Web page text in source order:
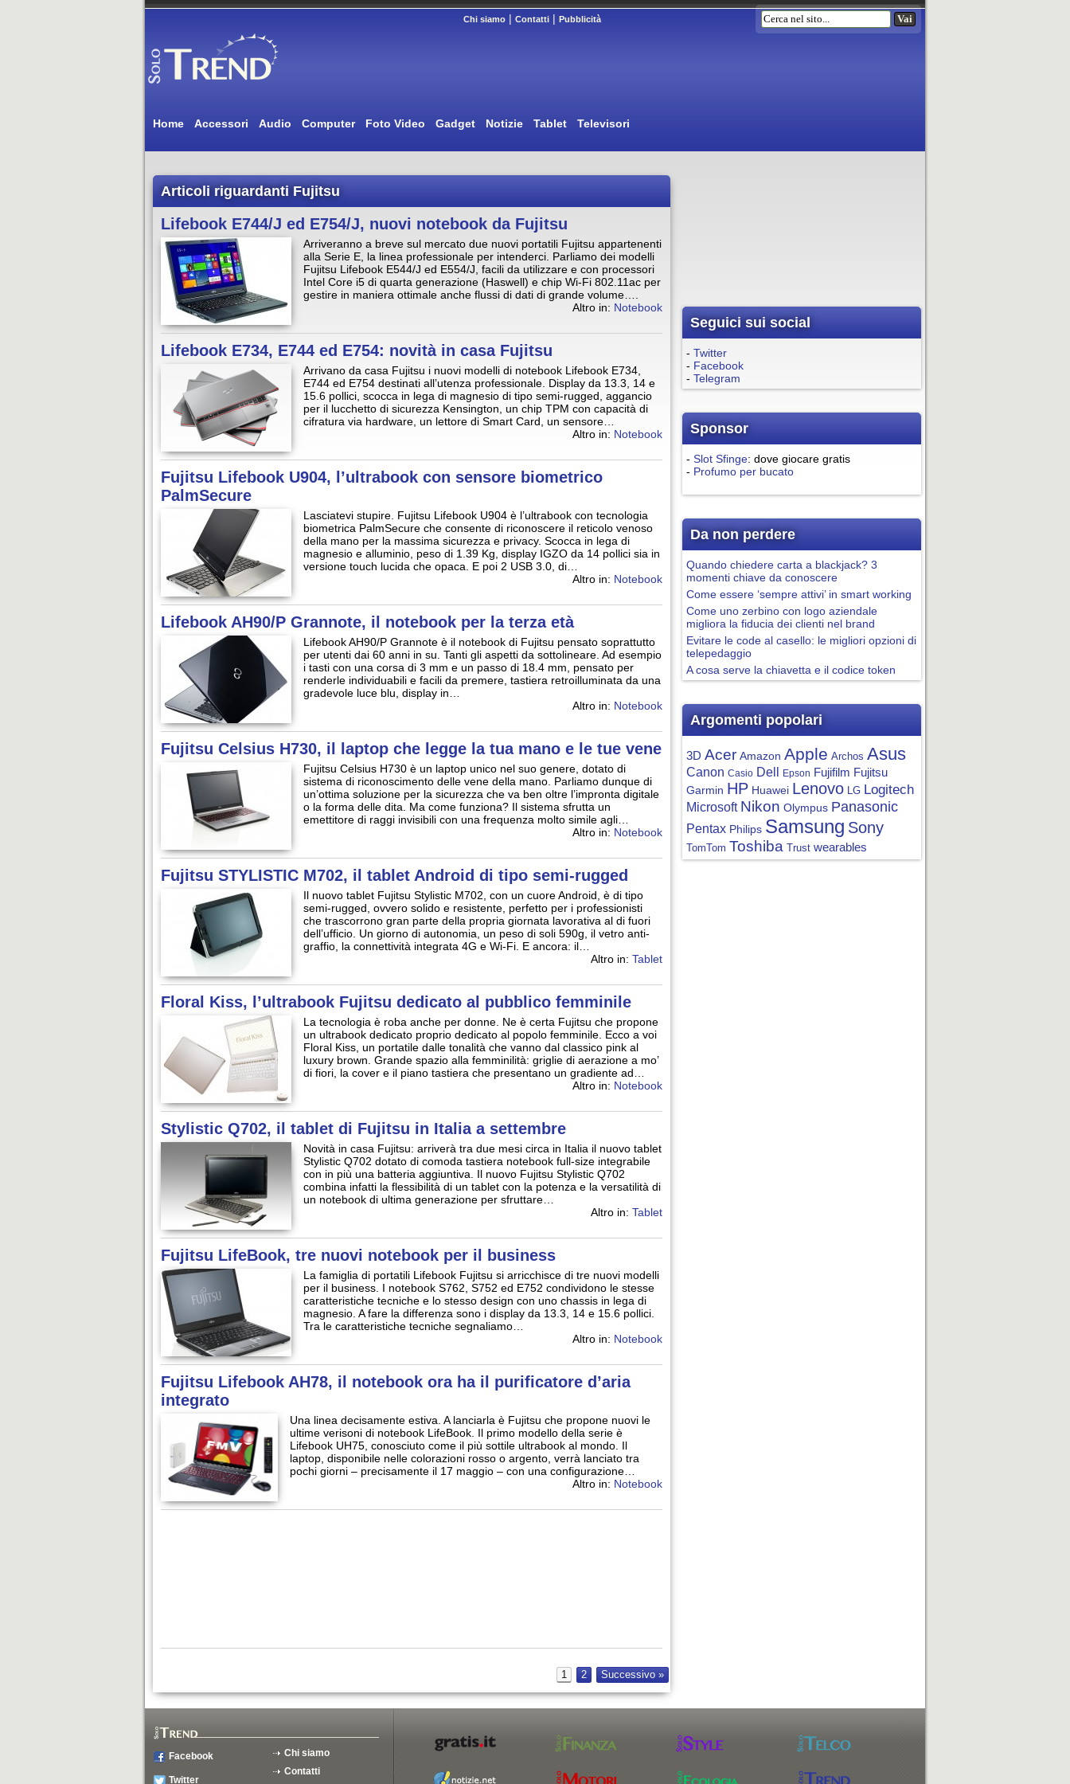
Chi siamo | Contatti | Pubblicità
Home Accessori Audio Computer Foto Video Gadget Notizie Tablet Televisori
Articoli riguardanti Fujitsu
Lifebook E744/J ed E754/J, nuovi notebook da Fujitsu
Arriveranno a breve sul mercato due nuovi portatili Fujitsu appartenenti
alla Serie E, la linea professionale per intenderci. Parliamo dei modelli
Fujitsu Lifebook E544/J ed E554/J, facili da utilizzare e con processori
Intel Core i5 di quarta generazione (Haswell) e chip Wi-Fi 802.11ac per
gestire in maniera ottimale anche flussi di dati di grande volume….
Altro in: Notebook
Lifebook E734, E744 ed E754: novità in casa Fujitsu
Arrivano da casa Fujitsu i nuovi modelli di notebook Lifebook E734,
E744 ed E754 destinati all’utenza professionale. Display da 13.3, 14 e
15.6 pollici, scocca in lega di magnesio di tipo semi-rugged, aggancio
per il lucchetto di sicurezza Kensington, un chip TPM con capacità di
cifratura via hardware, un lettore di Smart Card, un sensore…
Altro in: Notebook
Fujitsu Lifebook U904, l’ultrabook con sensore biometrico
PalmSecure
Lasciatevi stupire. Fujitsu Lifebook U904 è l’ultrabook con tecnologia
biometrica PalmSecure che consente di riconoscere il reticolo venoso
della mano per la massima sicurezza e privacy. Scocca in lega di
magnesio e alluminio, peso di 1.39 Kg, display IGZO da 14 pollici sia in
versione touch lucida che opaca. E poi 2 USB 3.0, di…
Altro in: Notebook
Lifebook AH90/P Grannote, il notebook per la terza età
Lifebook AH90/P Grannote è il notebook di Fujitsu pensato soprattutto
per utenti dai 60 anni in su. Tanti gli aspetti da sottolineare. Ad esempio
i tasti con una corsa di 3 mm e un passo di 18.4 mm, pensato per
renderle individuabili e facili da premere, tastiera retroilluminata da una
gradevole luce blu, display in…
Altro in: Notebook
Fujitsu Celsius H730, il laptop che legge la tua mano e le tue vene
Fujitsu Celsius H730 è un laptop unico nel suo genere, dotato di
sistema di riconoscimento delle vene della mano. Parliamo dunque di
un’ottima soluzione per la sicurezza che va ben oltre l’impronta digitale
o la forma delle dita. Ma come funziona? Il sistema sfrutta un
emettitore di raggi invisibili con una frequenza molto simile agli…
Altro in: Notebook
Fujitsu STYLISTIC M702, il tablet Android di tipo semi-rugged
Il nuovo tablet Fujitsu Stylistic M702, con un cuore Android, è di tipo
semi-rugged, ovvero solido e resistente, perfetto per i professionisti
che trascorrono gran parte della propria giornata lavorativa al di fuori
dell’ufficio. Un giorno di autonomia, un peso di soli 590g, il vetro anti-
graffio, la connettività integrata 4G e Wi-Fi. E ancora: il…
Altro in: Tablet
Floral Kiss, l’ultrabook Fujitsu dedicato al pubblico femminile
La tecnologia è roba anche per donne. Ne è certa Fujitsu che propone
un ultrabook dedicato proprio dedicato al popolo femminile. Ecco a voi
Floral Kiss, un portatile dalle tonalità che vanno dal classico pink al
luxury brown. Grande spazio alla femminilità: griglie di aerazione a mo’
di fiori, la cover e il piano tastiera che presentano un gradiente ad…
Altro in: Notebook
Stylistic Q702, il tablet di Fujitsu in Italia a settembre
Novità in casa Fujitsu: arriverà tra due mesi circa in Italia il nuovo tablet
Stylistic Q702 dotato di comoda tastiera notebook full-size integrabile
con in più una batteria aggiuntiva. Il nuovo Fujitsu Stylistic Q702
combina infatti la flessibilità di un tablet con la potenza e la versatilità di
un notebook di ultima generazione per sfruttare…
Altro in: Tablet
Fujitsu LifeBook, tre nuovi notebook per il business
La famiglia di portatili Lifebook Fujitsu si arricchisce di tre nuovi modelli
per il business. I notebook S762, S752 ed E752 condividono le stesse
caratteristiche tecniche e lo stesso design con uno chassis in lega di
magnesio. A fare la differenza sono i display da 13.3, 14 e 15.6 pollici.
Tra le caratteristiche tecniche segnaliamo…
Altro in: Notebook
Fujitsu Lifebook AH78, il notebook ora ha il purificatore d’aria
integrato
Una linea decisamente estiva. A lanciarla è Fujitsu che propone nuovi le
ultime verisoni di notebook LifeBook. Il primo modello della serie è
Lifebook UH75, conosciuto come il più sottile ultrabook al mondo. Il
laptop, disponibile nelle colorazioni rosso o argento, verrà lanciato tra
pochi giorni – precisamente il 17 maggio – con una configurazione…
Altro in: Notebook
1 2 Successivo »
Seguici sui social
- Twitter
- Facebook
- Telegram
Sponsor
- Slot Sfinge: dove giocare gratis
- Profumo per bucato
Da non perdere
Quando chiedere carta a blackjack? 3
momenti chiave da conoscere
Come essere ‘sempre attivi’ in smart working
Come uno zerbino con logo aziendale
migliora la fiducia dei clienti nel brand
Evitare le code al casello: le migliori opzioni di
telepedaggio
A cosa serve la chiavetta e il codice token
Argomenti popolari
3D Acer Amazon Apple Archos Asus
Canon Casio Dell Epson Fujifilm Fujitsu
Garmin HP Huawei Lenovo LG Logitech
Microsoft Nikon Olympus Panasonic
Pentax Philips Samsung Sony
TomTom Toshiba Trust wearables
Facebook
Twitter
Chi siamo
Contatti